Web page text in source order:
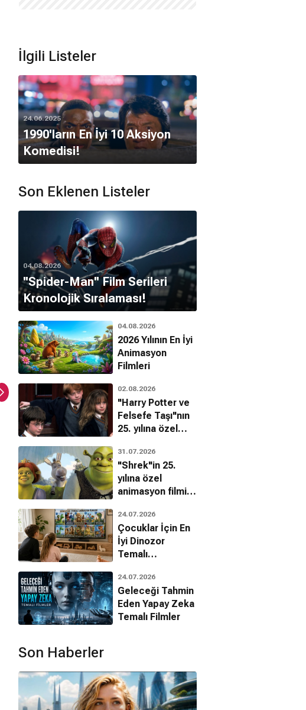
Traci Wolfe
Rene Russo
Lorna Cole
İlgili Listeler
24.06.2025
1990'ların En İyi 10 Aksiyon
Komedisi!
Son Eklenen Listeler
04.08.2026
''Spider-Man'' Film Serileri
Kronolojik Sıralaması!
04.08.2026
2026 Yılının En İyi
Animasyon
Filmleri
02.08.2026
"Harry Potter ve
Felsefe Taşı"nın
25. yılına özel
bilinmeyenleri!
31.07.2026
"Shrek"in 25.
yılına özel
animasyon filmin
24.07.2026
Çocuklar İçin En
İyi Dinozor
Temalı
Filmleri
24.07.2026
Geleceği Tahmin
Eden Yapay Zeka
Temalı Filmler
Son Haberler